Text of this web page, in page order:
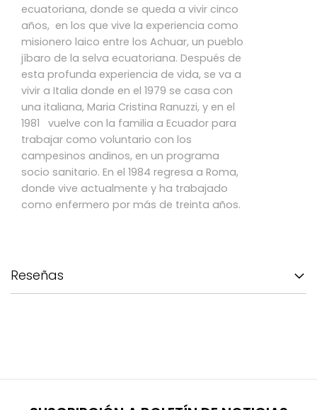
ecuatoriana, donde se queda a vivir cinco
años, en los que vive la experiencia como
misionero laico entre los Achuar, un pueblo
jíbaro de la selva ecuatoriana. Después de
esta profunda experiencia de vida, se va a
vivir a Italia donde en el 1979 se casa con
una italiana, Maria Cristina Ranuzzi, y en el
1981 vuelve con la familia a Ecuador para
trabajar como voluntario con los
campesinos andinos, en un programa
socio sanitario. En el 1984 regresa a Roma,
donde vive actualmente y ha trabajado
como enfermero por más de treinta años.
Reseñas